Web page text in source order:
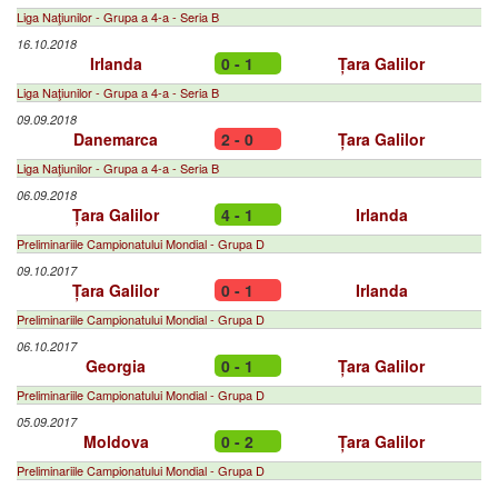
Liga Naţiunilor - Grupa a 4-a - Seria B
16.10.2018
Irlanda 0 - 1 Țara Galilor
Liga Naţiunilor - Grupa a 4-a - Seria B
09.09.2018
Danemarca 2 - 0 Țara Galilor
Liga Naţiunilor - Grupa a 4-a - Seria B
06.09.2018
Țara Galilor 4 - 1 Irlanda
Preliminariile Campionatului Mondial - Grupa D
09.10.2017
Țara Galilor 0 - 1 Irlanda
Preliminariile Campionatului Mondial - Grupa D
06.10.2017
Georgia 0 - 1 Țara Galilor
Preliminariile Campionatului Mondial - Grupa D
05.09.2017
Moldova 0 - 2 Țara Galilor
Preliminariile Campionatului Mondial - Grupa D